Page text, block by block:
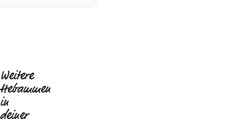
Weitere
Hebammen
in
deiner